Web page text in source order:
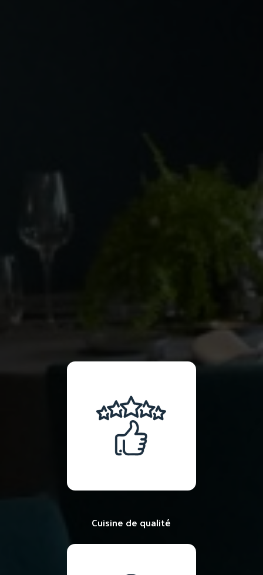
Cuisine de qualité